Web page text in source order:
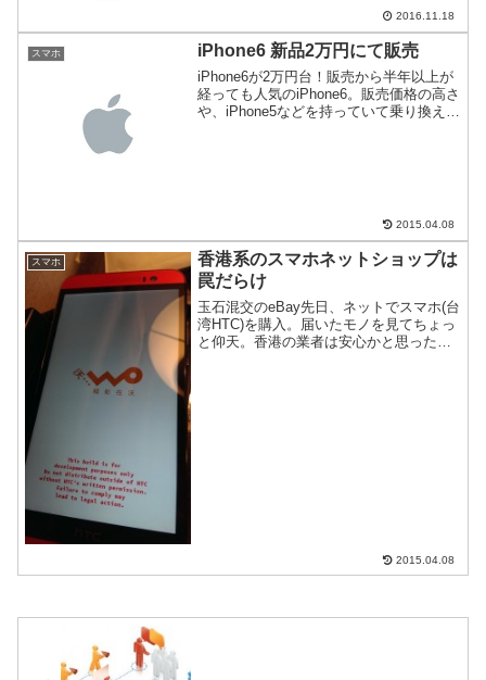
送信で大騒ぎになっているのでご紹介。
2016.11.18
スマホ iPhone6 新品2万円にて販売
iPhone6が2万円台！販売から半年以上が
経っても人気のiPhone6。販売価格の高さ
や、iPhone5などを持っていて乗り換えを
2015.04.08
スマホ
香港系のスマホネットショップは
罠だらけ
玉石混交のeBay先日、ネットでスマホ(台
湾HTC)を購入。届いたモノを見てちょっ
と仰天。香港の業者は安心かと思った
2015.04.08